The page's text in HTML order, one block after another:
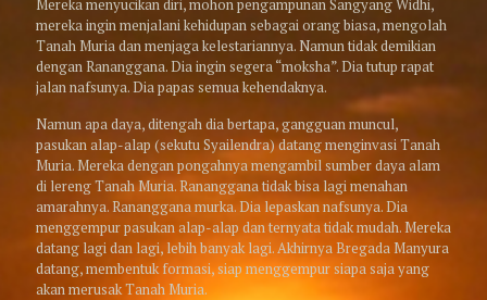
Mereka menyucikan diri, mohon pengampunan Sangyang Widhi,
mereka ingin menjalani kehidupan sebagai orang biasa, mengolah
Tanah Muria dan menjaga kelestariannya. Namun tidak demikian
dengan Rananggana. Dia ingin segera “moksha”. Dia tutup rapat
jalan nafsunya. Dia papas semua kehendaknya.
Namun apa daya, ditengah dia bertapa, gangguan muncul,
pasukan alap-alap (sekutu Syailendra) datang menginvasi Tanah
Muria. Mereka dengan pongahnya mengambil sumber daya alam
di lereng Tanah Muria. Rananggana tidak bisa lagi menahan
amarahnya. Rananggana murka. Dia lepaskan nafsunya. Dia
menggempur pasukan alap-alap dan ternyata tidak mudah. Mereka
datang lagi dan lagi, lebih banyak lagi. Akhirnya Bregada Manyura
datang, membentuk formasi, siap menggempur siapa saja yang
akan merusak Tanah Muria.